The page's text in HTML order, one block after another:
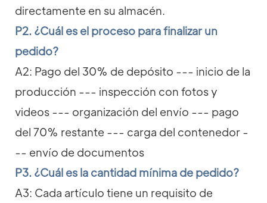
directamente en su almacén.
P2. ¿Cuál es el proceso para finalizar un
pedido?
A2: Pago del 30% de depósito --- inicio de la
producción --- inspección con fotos y
videos --- organización del envío --- pago
del 70% restante --- carga del contenedor -
-- envío de documentos
P3. ¿Cuál es la cantidad mínima de pedido?
A3: Cada artículo tiene un requisito de